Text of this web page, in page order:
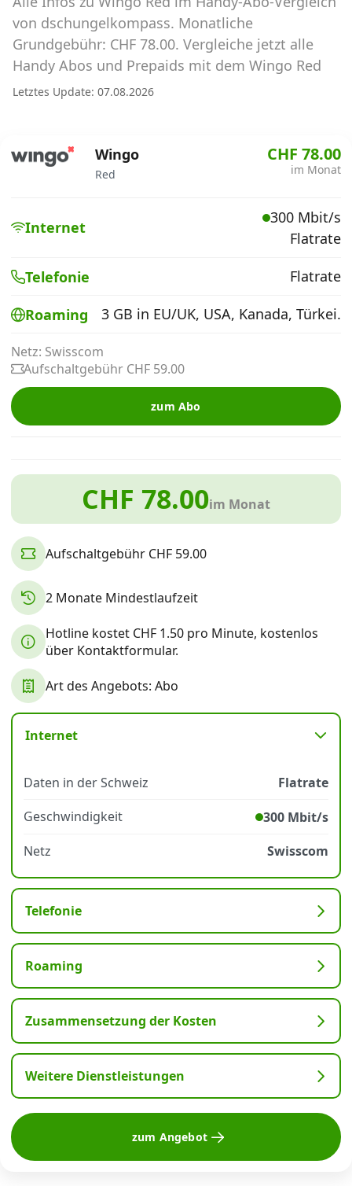
Abos für Tablets, Hotspots und Smart
Watches
Tarifrechner Handy-Abo
Der gute alte Tarifrechner im neuen Design
Alle Anbieter
Handy-Abo-Aktionen
Handy-Abo kündigen oder
wechseln
Alle Mobile-Vergleiche
Internet, TV, Telefon
Kombi-Angebote
Aktionen
News
Forum
Über uns
von dschungelkompass. Monatliche
Grundgebühr: CHF 78.00. Vergleiche jetzt alle
Handy Abos und Prepaids mit dem Wingo Red
Letztes Update: 07.08.2026
Wingo
Red
CHF 78.00
im Monat
Internet
300 Mbit/s
Flatrate
Telefonie Flatrate
Roaming 3 GB in EU/UK, USA, Kanada, Türkei.
Netz: Swisscom
Aufschaltgebühr CHF 59.00
zum Abo
CHF 78.00im Monat
Aufschaltgebühr CHF 59.00
2 Monate Mindestlaufzeit
Hotline kostet CHF 1.50 pro Minute, kostenlos
über Kontaktformular.
Art des Angebots: Abo
Internet
Daten in der Schweiz
Flatrate
Geschwindigkeit
300 Mbit/s
Netz
Swisscom
Telefonie
Roaming
Zusammensetzung der Kosten
Weitere Dienstleistungen
zum Angebot